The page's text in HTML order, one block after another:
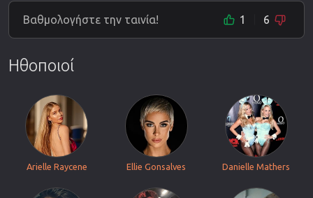
Βαθμολογήστε την ταινία! 1 6
Ηθοποιοί
Arielle Raycene Ellie Gonsalves Danielle Mathers